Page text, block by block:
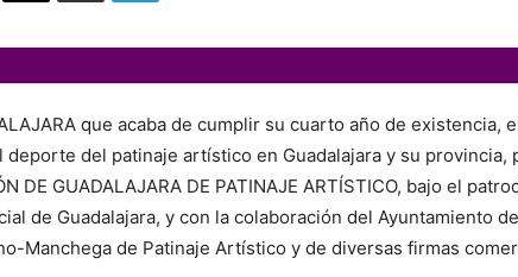
que acaba de cumplir su cuarto año de existencia,
del patinaje artístico en Guadalajara y su provincia,
DE GUADALAJARA DE PATINAJE ARTÍSTICO, bajo el
de Guadalajara, y con la colaboración del Ayuntamiento
Manchega de Patinaje Artístico y de diversas firmas